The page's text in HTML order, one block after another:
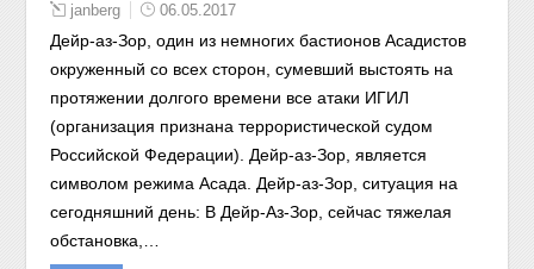
janberg 06.05.2017
Дейр-аз-Зор, один из немногих бастионов Асадистов
окруженный со всех сторон, сумевший выстоять на
протяжении долгого времени все атаки ИГИЛ
(организация признана террористической судом
Российской Федерации). Дейр-аз-Зор, является
символом режима Асада. Дейр-аз-Зор, ситуация на
сегодняшний день: В Дейр-Аз-Зор, сейчас тяжелая
обстановка,…